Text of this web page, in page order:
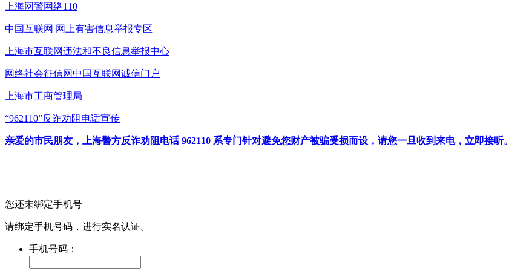
上海网警网络110
中国互联网 网上有害信息举报专区
上海市互联网违法和不良信息举报中心
网络社会征信网中国互联网诚信门户
上海市工商管理局
“962110”反诈劝阻电话宣传
亲爱的市民朋友，上海警方反诈劝阻电话 962110 系专门针对避免您财产被骗受损而设，请您一旦收到来电，立即接听。
您还未绑定手机号
请绑定手机号码，进行实名认证。
手机号码：